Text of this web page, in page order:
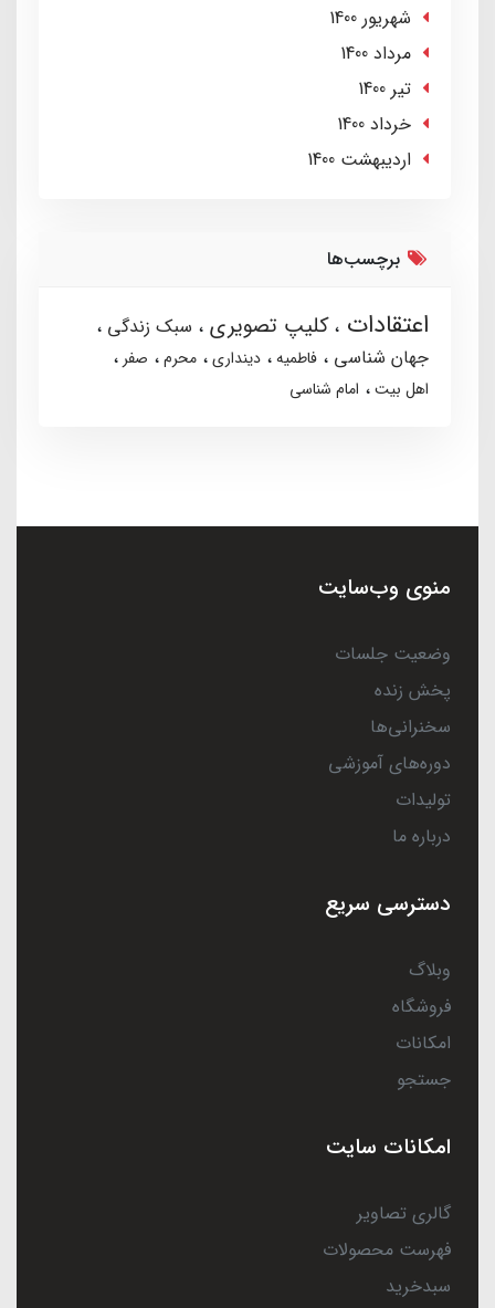
شهریور 1400
مرداد 1400
تير 1400
خرداد 1400
ارديبهشت 1400
برچسب‌ها
اعتقادات کلیپ تصویری
سبک زندگی
جهان شناسی
فاطمیه دینداری محرم
صفر
اهل بیت
امام شناسی
منوی وب‌سایت
وضعیت جلسات
پخش زنده
سخنرانی‌ها
دوره‌های آموزشی
تولیدات
درباره ما
دسترسی سریع
وبلاگ
فروشگاه
امکانات
جستجو
امکانات سایت
گالری تصاویر
فهرست محصولات
سبدخرید